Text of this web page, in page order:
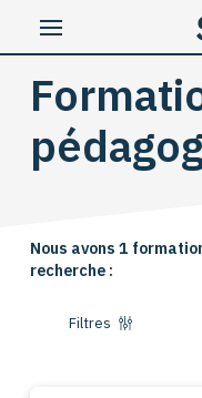
Nous avons 1
recherche :
Filtres